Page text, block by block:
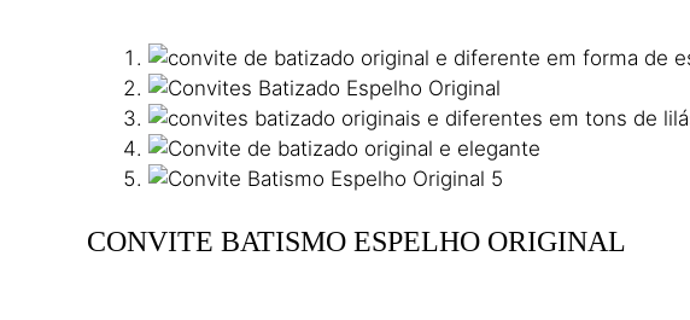
CONVITE BATISMO ESPELHO ORIGINAL